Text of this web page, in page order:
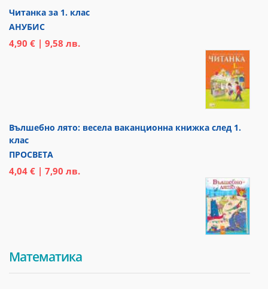
Читанка за 1. клас
АНУБИС
4,90 € | 9,58 лв.
Вълшебно лято: весела ваканционна книжка след 1.
клас
ПРОСВЕТА
4,04 € | 7,90 лв.
Математика